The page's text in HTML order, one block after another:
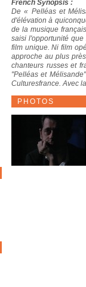
French Synopsis :
De « Pelléas et
d'élévation à
de la musique
saisi l'opportunité
film unique. Ni film
approche au plus
chanteurs russes et
"Pelléas et
Culturesfrance. Avec
PHOTOS